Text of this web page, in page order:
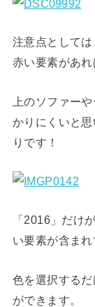
注意点としては
赤い要素があれ
上のソファー
かりにくいと
りです！
「2016」だけ
い要素が含まれ
色を選択する
ができます。